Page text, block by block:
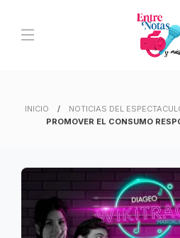
INICIO NOTICIAS DEL
PROMOVER EL CONSUMO